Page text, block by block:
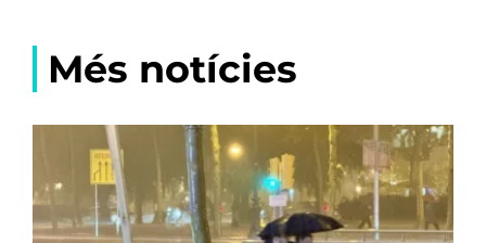
Més notícies